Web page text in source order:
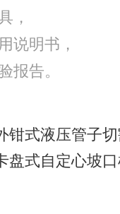
，
说明书，
报告。
钳式液压管子
盘式自定心坡